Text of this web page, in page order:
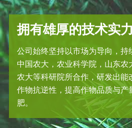
拥有雄厚的技术实
公司始终坚持以市场为导向，持
中国农大，农业科学院，山东农
农大等科研院所合作，研发出能
作物抗逆性，提高作物品质与产
肥。